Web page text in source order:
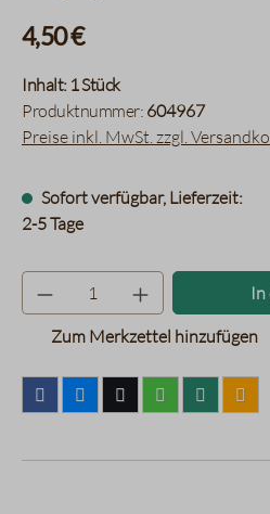
4,50 €
Inhalt: 1 Stück
Produktnummer: 604967
Preise inkl. MwSt. zzgl.
Sofort verfügbar, Lieferzeit:
2-5 Tage
Produkt
Zum Merkzettel hinzufügen